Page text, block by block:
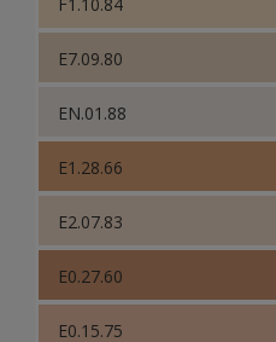
E7.09.80
EN.01.88
E1.28.66
E2.07.83
E0.27.60
E0.15.75